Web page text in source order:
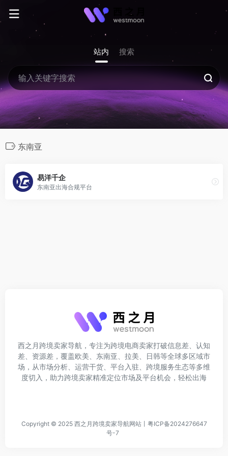
站内 搜索
东南亚
易洋千企
东南亚出海合规平台
西之月跨境卖家导航，专注为跨境电商卖家打破信息差、认知
差、资源差，覆盖欧美、东南亚、拉美、日韩等全球多区域市
场，从市场分析、运营干货、平台入驻、跨境服务生态等多维
度切入，助力跨境卖家精准定位市场及平台机会，轻松出海
Copyright © 2025 西之月跨境卖家导航网站丨 粤ICP备2024276647
号-7